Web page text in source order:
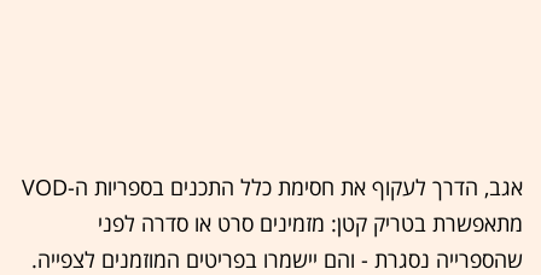
אגב, הדרך לעקוף את חסימת כלל התכנים בספריות ה-VOD
מתאפשרת בטריק קטן: מזמינים סרט או סדרה לפני
שהספרייה נסגרת - והם יישמרו בפריטים המוזמנים לצפייה.